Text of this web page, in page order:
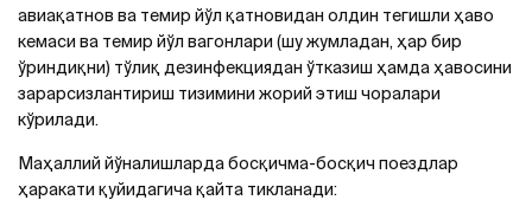
авиақатнов ва темир йўл қатновидан олдин тегишли ҳаво
кемаси ва темир йўл вагонлари (шу жумладан, ҳар бир
ўриндиқни) тўлиқ дезинфекциядан ўтказиш ҳамда ҳавосини
зарарсизлантириш тизимини жорий этиш чоралари
кўрилади.
Маҳаллий йўналишларда босқичма-босқич поездлар
ҳаракати қуйидагича қайта тикланади: